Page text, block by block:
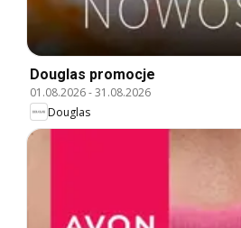
Douglas promocje
01.08.2026-31.08.2026
Douglas